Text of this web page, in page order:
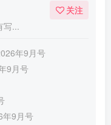
写...
关注
年9月号
9月号
年9月号